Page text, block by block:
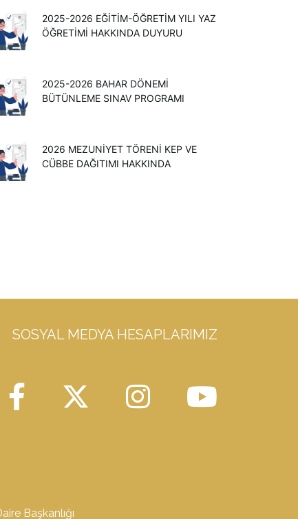
2025-2026 EĞİTİM-ÖĞRETİM YILI YAZ
ÖĞRETİMİ HAKKINDA DUYURU
2025-2026 BAHAR DÖNEMİ
BÜTÜNLEME SINAV PROGRAMI
2026 MEZUNIYET TÖRENI KEP VE
CÜBBE DAĞITIMI HAKKINDA
SOSYAL MEDYA HESAPLARIMIZ
Başkanlığı